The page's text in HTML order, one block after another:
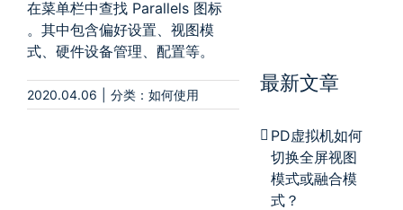
正版验证
登录
购物车
在菜单栏中查找 Parallels 图标
。其中包含偏好设置、视图模
式、硬件设备管理、配置等。
2020.04.06 分类： 如何使用
最新文章
PD虚拟机如何
切换全屏视图
模式或融合模
式？